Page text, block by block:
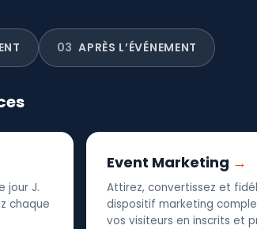
03 APRÈS L’ÉVÉNEMENT
jour J.
chaque
Event Marketing
Attirez, convertissez et
dispositif marketing
vos visiteurs en inscrits et